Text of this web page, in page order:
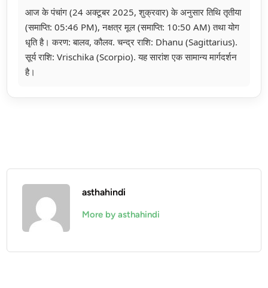
आज के पंचांग (24 अक्टूबर 2025, शुक्रवार) के अनुसार तिथि तृतीया
(समाप्ति: 05:46 PM), नक्षत्र मूल (समाप्ति: 10:50 AM) तथा योग
धृति है। करण: बालव, कौलव. चन्द्र राशि: Dhanu (Sagittarius).
सूर्य राशि: Vrischika (Scorpio). यह सारांश एक सामान्य मार्गदर्शन
है।
asthahindi
More by asthahindi